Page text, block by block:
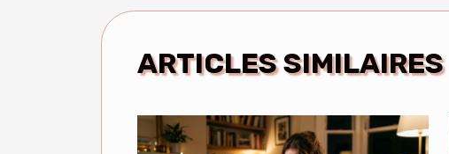
ARTICLES SIMILAIRES